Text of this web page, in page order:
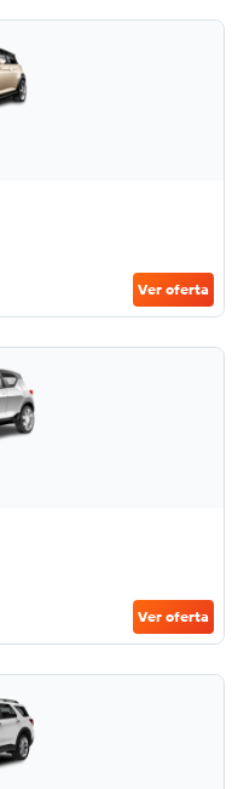
Ver oferta
Ver oferta